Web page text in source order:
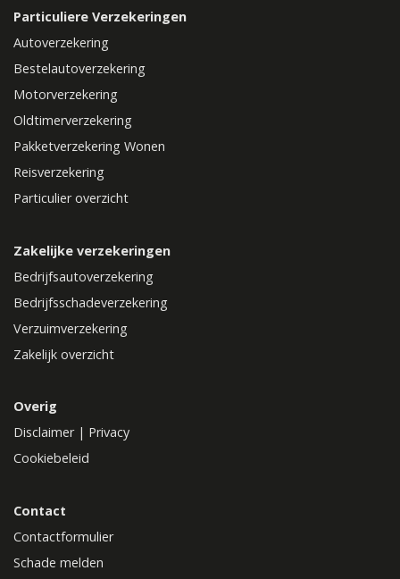
Particuliere Verzekeringen
Autoverzekering
Bestelautoverzekering
Motorverzekering
Oldtimerverzekering
Pakketverzekering Wonen
Reisverzekering
Particulier overzicht
Zakelijke verzekeringen
Bedrijfsautoverzekering
Bedrijfsschadeverzekering
Verzuimverzekering
Zakelijk overzicht
Overig
Disclaimer| Privacy
Cookiebeleid
Contact
Contactformulier
Schade melden